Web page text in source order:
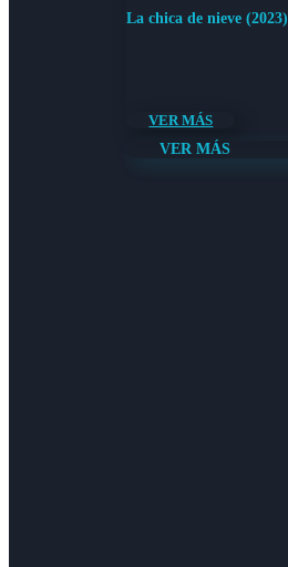
La chica de nieve (2023)
VER MÁS
VER MÁS